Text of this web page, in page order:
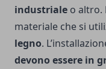
industriale o altro.
materiale che si
legno.
devono essere in